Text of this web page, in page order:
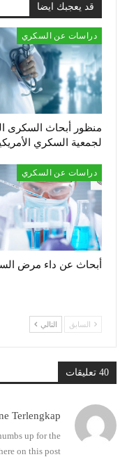
قد يعجبك ايضا
دراسات عن السكري
منظور أبحاث السكرى
لجمعية السكري
دراسات عن السكري
أبحاث عن داء مرض
السابق التالي
40 تعليقات
Terlengkap
up for the
on this post.